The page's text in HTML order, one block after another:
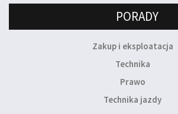
PORADY
Zakup i eksploatacja
Technika
Prawo
Technika jazdy